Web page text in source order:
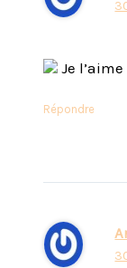
Je
Répondre